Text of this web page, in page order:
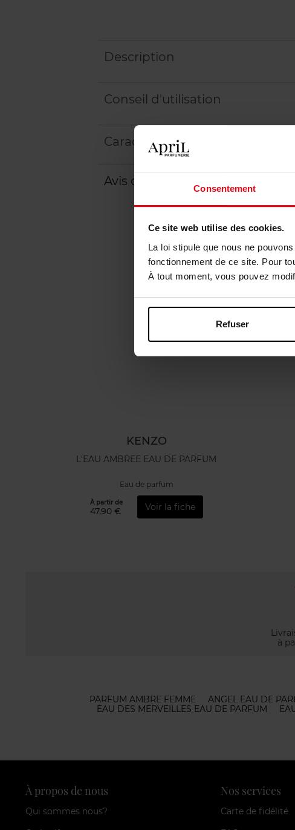
Consentement
Ce site web utilise des cookies.
La loi stipule que nous ne
fonctionnement de ce site. Pour
À tout moment, vous pouvez
Refuser
Description
Conseil d'utilisation
Caractéristiques
Avis client
KENZO
L'EAU AMBREE EAU DE PARFUM
Eau de parfum
À partir de
47,90 € Voir la fiche
à
PARFUM AMBRE FEMME ANGEL EAU DE
EAU DES MERVEILLES EAU DE PARFUM
À propos de nous
Qui sommes nous?
Nos services
Carte de fidélité